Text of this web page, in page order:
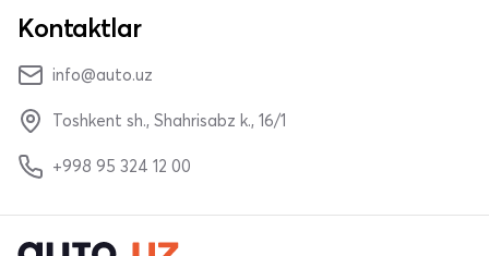
Kontaktlar
info@auto.uz
Toshkent sh., Shahrisabz k., 16/1
+998 95 324 12 00